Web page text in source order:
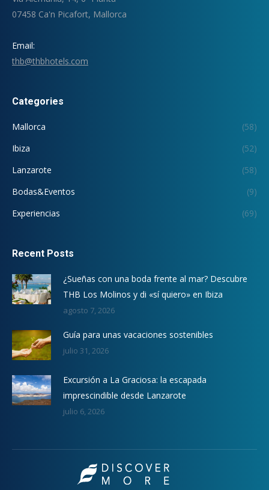
07458 Ca'n Picafort, Mallorca
Email:
thb@thbhotels.com
Categories
Mallorca
(58)
Ibiza
(52)
Lanzarote
(58)
Bodas&Eventos
(9)
Experiencias
(69)
Recent Posts
¿Sueñas con una boda frente al mar? Descubre
THB Los Molinos y di «sí quiero» en Ibiza
agosto 7, 2026
Guía para unas vacaciones sostenibles
julio 31, 2026
Excursión a La Graciosa: la escapada
imprescindible desde Lanzarote
julio 6, 2026